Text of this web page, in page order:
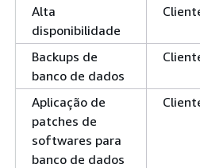
Alta
disponibilidade
Backups de
banco de dados
Aplicação de
patches de
softwares para
banco de dados